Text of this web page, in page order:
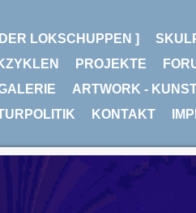
LOKSCHUPPEN ]
PROJEKTE
ARTWORK -
KONTAKT